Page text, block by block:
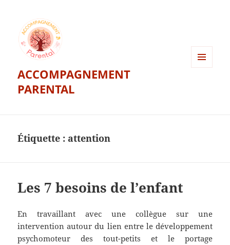
ACCOMPAGNEMENT
PARENTAL
Étiquette : attention
Les 7 besoins de l’enfant
En travaillant avec une collègue sur une
intervention autour du lien entre le développement
psychomoteur des tout-petits et le portage